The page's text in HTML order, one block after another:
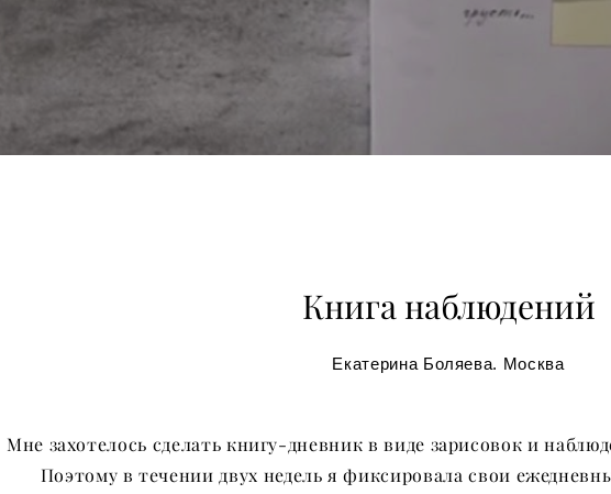
Книга наблюдений
Екатерина Боляева. Москва
Мне захотелось сделать книгу-дневник в виде зарисовок и
Поэтому в течении двух недель я фиксировала свои